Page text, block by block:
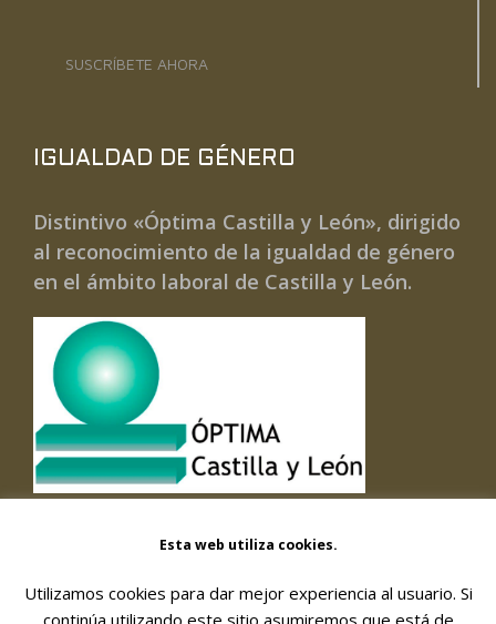
SUSCRÍBETE AHORA
IGUALDAD DE GÉNERO
Distintivo «Óptima Castilla y León», dirigido
al reconocimiento de la igualdad de género
en el ámbito laboral de Castilla y León.
© 2026 FORMACIÓN Y GESTIÓN DE SERVICIOS
Esta web utiliza cookies.
Utilizamos cookies para dar mejor experiencia al usuario. Si
continúa utilizando este sitio asumiremos que está de